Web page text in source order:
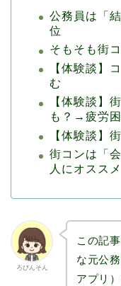
公務員は「
位
そもそも街
【体験談】
む
【体験談】
も？→疲労
【体験談】
街コンは「
人にオススメ
ろびんそん
この記
な元公
アプリ